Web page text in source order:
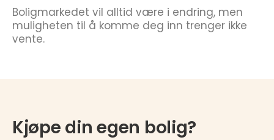
Boligmarkedet vil alltid være i endring, men
muligheten til å komme deg inn trenger ikke
vente.
Kjøpe din egen bolig?